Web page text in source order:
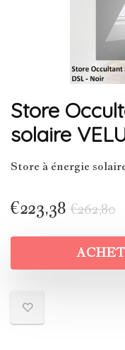
Store
solaire
Store à énergie
€262,80
€223,38